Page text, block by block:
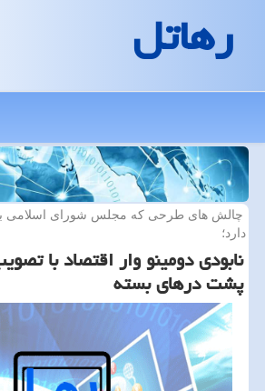
رهاتل
چالش های طرحی كه مجلس شورای اسلامی
دارد؛
نابودی دومینو وار اقتصاد با
پشت درهای بسته